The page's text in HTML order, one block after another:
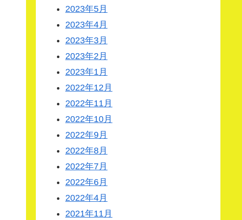
2023年5月
2023年4月
2023年3月
2023年2月
2023年1月
2022年12月
2022年11月
2022年10月
2022年9月
2022年8月
2022年7月
2022年6月
2022年4月
2021年11月